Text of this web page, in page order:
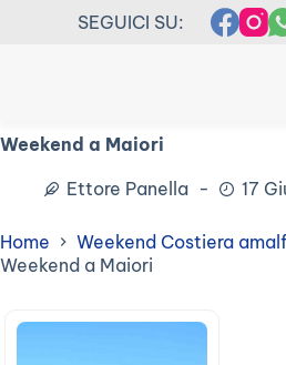
SEGUICI SU:
Weekend a Maiori
Ettore Panella
17
Home
Weekend Costiera
Weekend a Maiori